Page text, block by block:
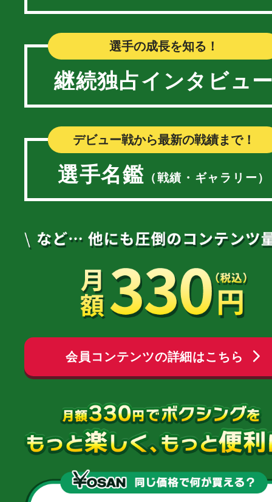
選手の成長を知る！
継続独占インタビュ
デビュー戦から最新の戦績まで！
選手名鑑 （戦績・ギャラリー）
会員コンテンツの詳細はこちら